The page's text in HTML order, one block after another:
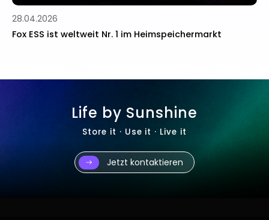
Nr. 1 im Heimspeichermarkt
Fox ESS startet
Life by Sunshine
Store it · Use it · Live it
Jetzt kontaktieren